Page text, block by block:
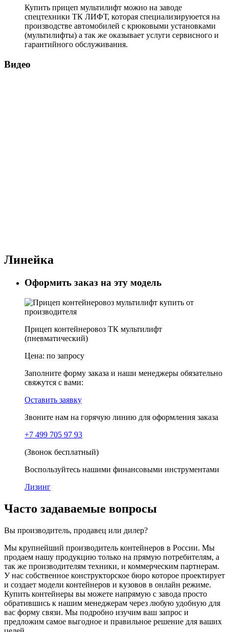
Купить прицеп мультилифт можно на заводе
спецтехники ТК ЛИФТ, которая специализируюется на
производстве автомобилей с крюковыми установками
(мультилифты) а так же оказывает услуги сервисного и
гарантийного обслуживания.
Видео
Линейка
Оформить заказ на эту модель
Прицеп контейнеровоз ТК мультилифт
(пневматический)
Цена: по запросу
Заполните форму заказа и наши менеджеры обязательно
свяжутся с вами:
Оставить заявку
Звоните нам на горячую линию для оформления заказа
+7 499 705 97 93
(Звонок бесплатный)
Воспользуйтесь нашими финансовыми инструментами
Лизинг
Часто задаваемые вопросы
Вы производитель, продавец или дилер?
Мы крупнейший производитель контейнеров в России. Мы
продаем нашу продукцию только на прямую потребителям, а
так же производителям техники, и коммерческим партнерам.
У нас собственное конструкторское бюро которое проектирует
и создает модели контейнеров и кузовов в онлайн режиме.
Купить контейнеры вы можете напрямую с завода просто
обратившись к нашим менеджерам через любую удобную для
вас форму связи. Мы подробно изучим ваш запрос и
предложим самое выгодное и правильное решение для ваших